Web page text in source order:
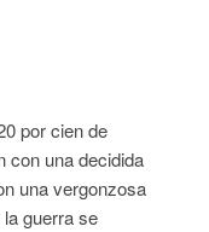
por cien de
con una decidida
una vergonzosa
guerra se